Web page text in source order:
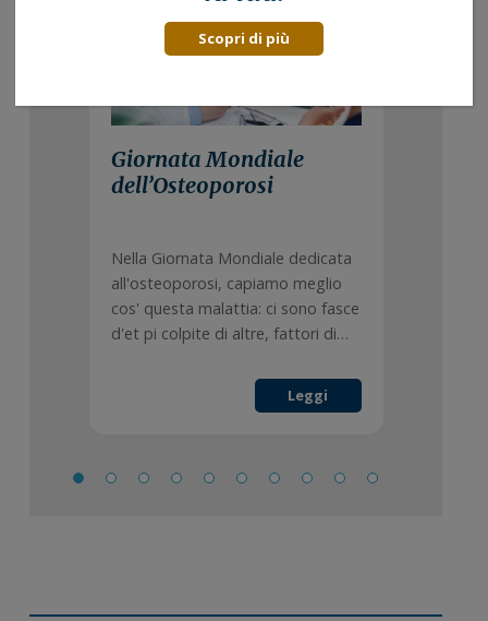
Giornata Mondiale
dell’Osteoporosi
Nella Giornata Mondiale dedicata
all'osteoporosi, capiamo meglio
cos' questa malattia: ci sono fasce
d'et pi colpite di altre, fattori di…
Leggi
Scopri di più